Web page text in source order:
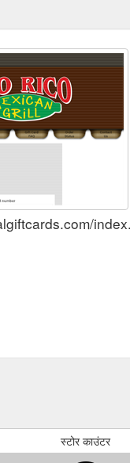
स्टोर काउंटर